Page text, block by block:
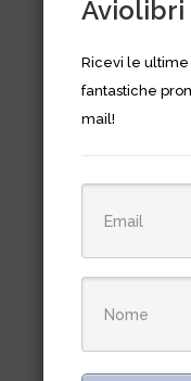
Aviolibri
Ricevi le
fantastiche
mail!